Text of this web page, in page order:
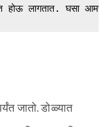
होऊ लागतात. घसा
जातो. डोळ्यात